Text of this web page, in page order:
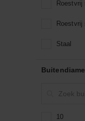
Roestvrij
Roestvrij
Staal
10